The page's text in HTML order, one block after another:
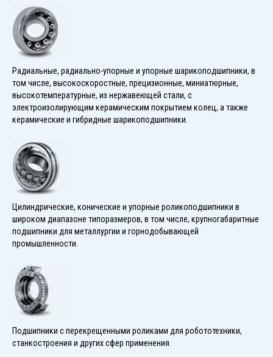
Радиальные, радиально-упорные и упорные шарикоподшипники, в
том числе, высокоскоростные, прецизионные, миниатюрные,
высокотемпературные, из нержавеющей стали, с
электроизолирующим керамическим покрытием колец, а также
керамические и гибридные шарикоподшипники.
Цилиндрические, конические и упорные роликоподшипники в
широком диапазоне типоразмеров, в том числе, крупногабаритные
подшипники для металлургии и горнодобывающей
промышленности.
Подшипники с перекрещенными роликами для робототехники,
станкостроения и других сфер применения.